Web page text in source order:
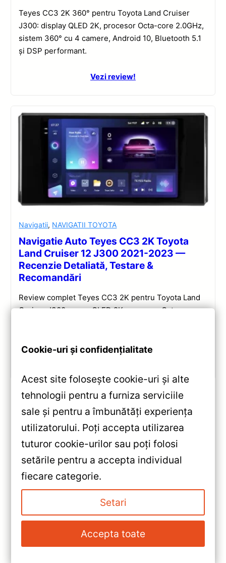
Teyes CC3 2K 360° pentru Toyota Land Cruiser
J300: display QLED 2K, procesor Octa-core 2.0GHz,
sistem 360° cu 4 camere, Android 10, Bluetooth 5.1
și DSP performant.
Vezi review!
Navigatii, NAVIGATII TOYOTA
Navigatie Auto Teyes CC3 2K Toyota
Land Cruiser 12 J300 2021-2023 —
Recenzie Detaliată, Testare &
Recomandări
Review complet Teyes CC3 2K pentru Toyota Land
Cruiser J300: ecran QLED 2K, procesor Octa-core
«Navigatie Auto 12.3″ 6+128GB
Skoda Fabia 2 T’EYES Lux One
— Recenzie Detaliată, Testare &
Recomandări
Navigatie Auto Teyes Lux One
Hyundai Santa Fe 2 2007-2012
4+32GB 12.3″ IPS — Recenzie
Detaliată, Testare &
Recomandări
Cookie-uri și confidențialitate
Acest site folosește cookie-uri și alte
tehnologii pentru a furniza serviciile
sale și pentru a îmbunătăți experiența
utilizatorului. Poți accepta utilizarea
tuturor cookie-urilor sau poți folosi
setările pentru a accepta individual
fiecare categorie.
Setari
Accepta toate